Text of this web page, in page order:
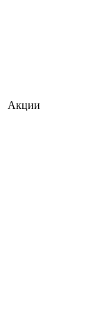
Акции